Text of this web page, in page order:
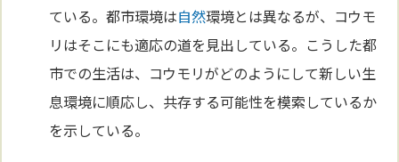
ている。都市環境は自然環境とは異なるが、コウモ
リはそこにも適応の道を見出している。こうした都
市での生活は、コウモリがどのようにして新しい生
息環境に順応し、共存する可能性を模索しているか
を示している。